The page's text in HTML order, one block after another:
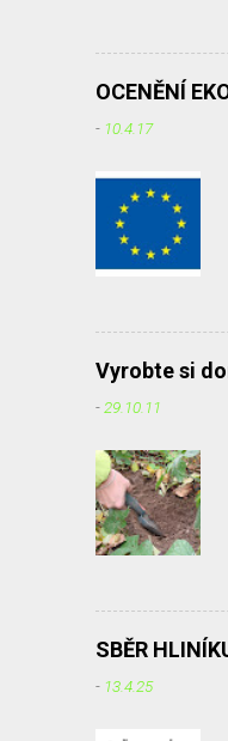
OCENĚNÍ
- 10.4.17
Vyrobte si
-29.10.11
SBĚR
- 13.4.25